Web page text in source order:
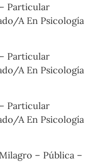
Particular
A En Psicología
Particular
A En Psicología
Particular
A En Psicología
– Pública –